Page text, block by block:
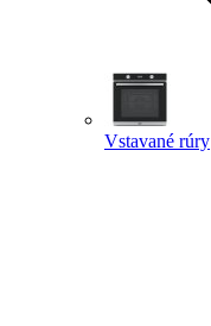
Vstavané rúry